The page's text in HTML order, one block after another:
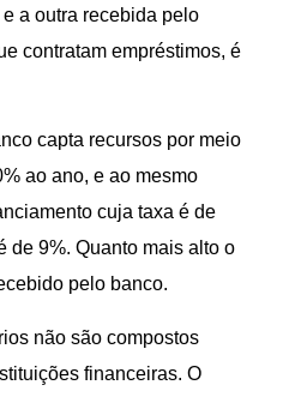
a outra recebida pelo
contratam empréstimos, é
capta recursos por meio
ao ano, e ao mesmo
cuja taxa é de
de 9%. Quanto mais alto o
pelo banco.
não são compostos
financeiras. O